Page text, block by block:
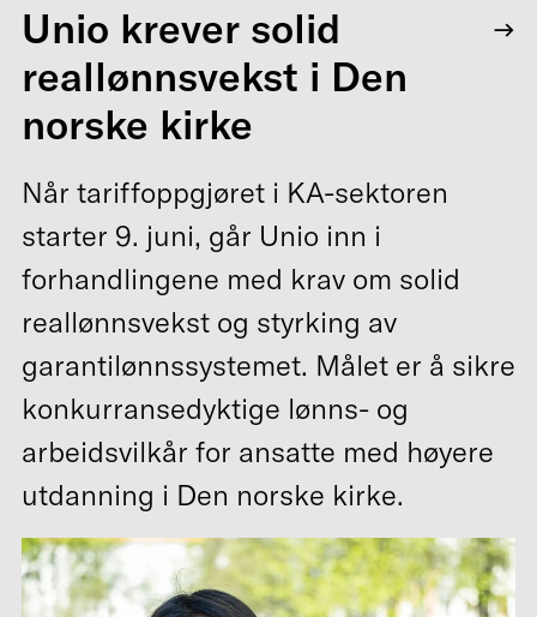
Unio krever solid
reallønnsvekst i Den
norske kirke
Når tariffoppgjøret i KA-sektoren
starter 9. juni, går Unio inn i
forhandlingene med krav om solid
reallønnsvekst og styrking av
garantilønnssystemet. Målet er å sikre
konkurransedyktige lønns- og
arbeidsvilkår for ansatte med høyere
utdanning i Den norske kirke.